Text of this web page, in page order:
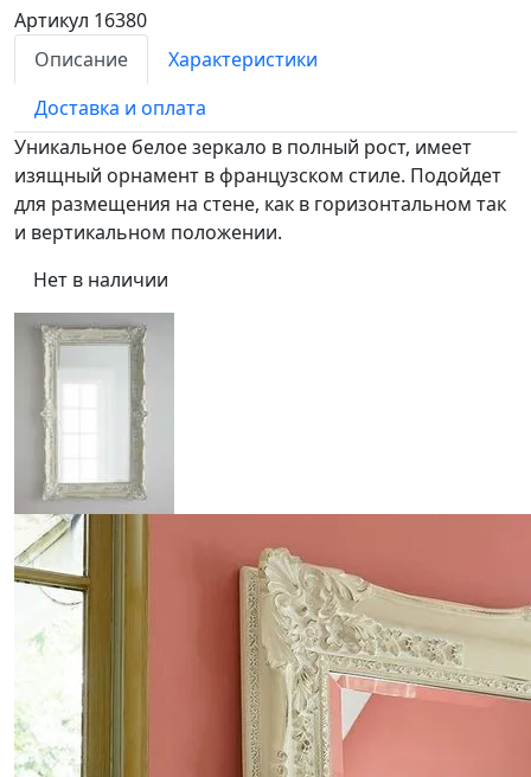
Артикул 16380
Описание
Характеристики
Доставка и оплата
Уникальное белое зеркало в полный рост, имеет
изящный орнамент в французском стиле. Подойдет
для размещения на стене, как в горизонтальном так
и вертикальном положении.
Нет в наличии